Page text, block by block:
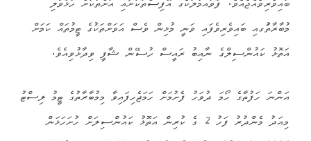
ބައިވެރިވެއްޖެއެވެ. ފުވައމުލަކުެގ އޮފިސްތަކަށާއި އަށްތަކަށް ހުޅުވާލި
މުބާރާތުަގއި ބައިވެރިވެފައި ވަނީ މުޅިން ވެސް އަވަށްތަކުގެ ޓީމުތައް ކަމަށް
އަތޮޅު ކައުންސިލްގެ ނާއިބު ރައީސް ހުސޭން ޝާފީ ވިދާޅުވިއެވެ.
އަންނަ ހަފުތާގެ ހޯމަ ދުވަހު ފެށުމަށް ހަމަޖެހިފައިވާ މިމުބާރާތުގެ ޓީމު ލިސްޓު
މިއަދު މެންދުރު ފަހު 2 ގެ ކުރިން އަތޮޅު ކައުންސިލަށް ހުށަހަޅަން